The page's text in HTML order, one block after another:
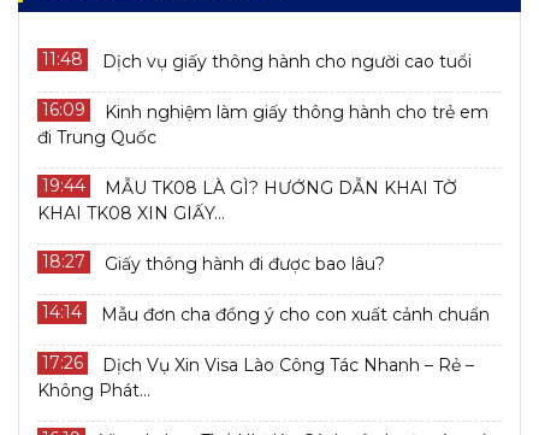
11:48 Dịch vụ giấy thông hành cho người cao tuổi
16:09
Kinh nghiệm làm giấy thông hành cho trẻ em
đi Trung Quốc
19:44
MẪU TK08 LÀ GÌ? HƯỚNG DẪN KHAI TỜ
KHAI TK08 XIN GIẤY...
18:27 Giấy thông hành đi được bao lâu?
14:14 Mẫu đơn cha đồng ý cho con xuất cảnh chuẩn
17:26
Dịch Vụ Xin Visa Lào Công Tác Nhanh – Rẻ –
Không Phát...